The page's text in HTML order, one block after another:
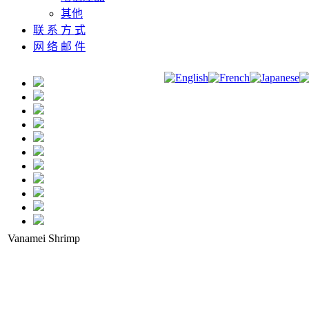
其他
联 系 方 式
网 络 邮 件
Vanamei Shrimp